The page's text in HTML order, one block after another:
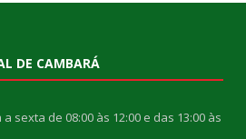
DE CAMBARÁ
sexta de 08:00 às 12:00 e das 13:00 às